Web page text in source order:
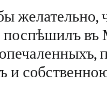
желательно,
поспѣшилъ въ
и